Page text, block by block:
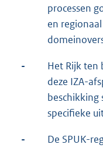
processen
en
-
Het Rijk ten
deze IZA-
beschikking
specifieke
-
De SPUK-